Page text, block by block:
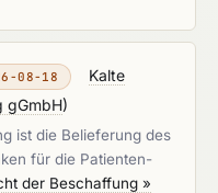
08-18
Kalte
gGmbH)
ist die Belieferung des
für die Patienten-
der Beschaffung »